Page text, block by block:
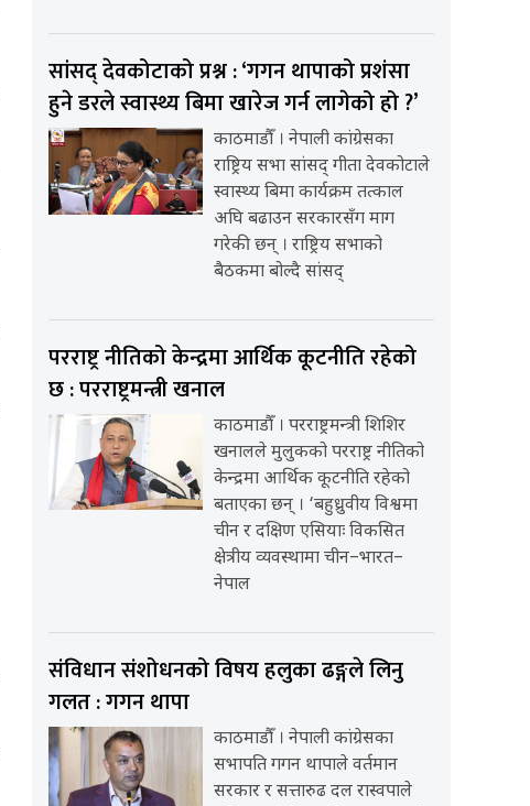
सांसद् देवकोटाको प्रश्न : ‘गगन थापाको प्रशंसा
हुने डरले स्वास्थ्य बिमा खारेज गर्न लागेको हो ?’
काठमाडौँ । नेपाली कांग्रेसका
राष्ट्रिय सभा सांसद् गीता देवकोटाले
स्वास्थ्य बिमा कार्यक्रम तत्काल
अघि बढाउन सरकारसँग माग
गरेकी छन् । राष्ट्रिय सभाको
बैठकमा बोल्दै सांसद्
परराष्ट्र नीतिको केन्द्रमा आर्थिक कूटनीति रहेको
छ : परराष्ट्रमन्त्री खनाल
काठमाडौँ । परराष्ट्रमन्त्री शिशिर
खनालले मुलुकको परराष्ट्र नीतिको
केन्द्रमा आर्थिक कूटनीति रहेको
बताएका छन् । ‘बहुध्रुवीय विश्वमा
चीन र दक्षिण एसियाः विकसित
क्षेत्रीय व्यवस्थामा चीन–भारत–
नेपाल
संविधान संशोधनको विषय हलुका ढङ्गले लिनु
गलत : गगन थापा
काठमाडौँ । नेपाली कांग्रेसका
सभापति गगन थापाले वर्तमान
सरकार र सत्तारुढ दल रास्वपाले